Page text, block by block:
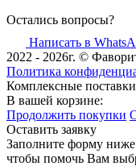
Остались вопросы?
Написать в
2022 - 2026г. ©
Политика
Комплексные
В вашей корзине:
Продолжить покупки
Оставить заявку
Заполните форму
чтобы помочь Вам